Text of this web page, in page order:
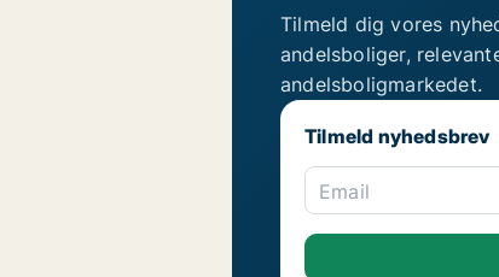
Tilmeld dig vores
andelsboliger,
andelsboligmarkedet.
Tilmeld nyhedsbrev
Email